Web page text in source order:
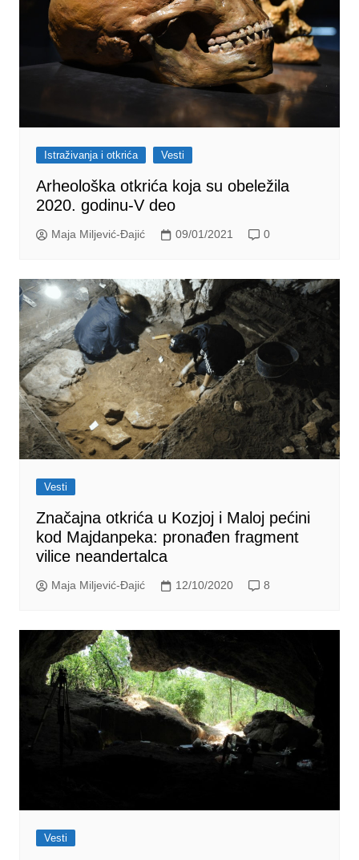
Istraživanja i otkrića Vesti
Arheološka otkrića koja su obeležila
2020. godinu-V deo
Maja Miljević-Đajić 09/01/2021 0
Vesti
Značajna otkrića u Kozjoj i Maloj pećini
kod Majdanpeka: pronađen fragment
vilice neandertalca
Maja Miljević-Đajić 12/10/2020 8
Vesti